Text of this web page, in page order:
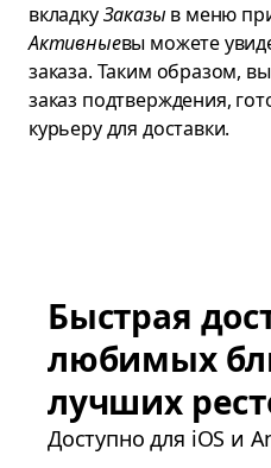
вкладкуЗаказы в меню
Активныевы можете
заказа. Таким образом,
заказ подтверждения,
курьеру для доставки.
Быстрая
любимых
лучших
Доступно для iOS и